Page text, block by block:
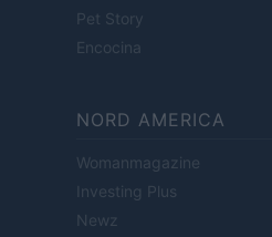
Pet Story
Encocina
NORD AMERICA
Womanmagazine
Investing Plus
Newz